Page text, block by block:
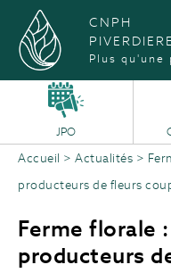
CNPH
PIVERDIERE
Plus qu'une
JPO
Accueil > Actualités >
producteurs de fleurs
Ferme florale
producteurs